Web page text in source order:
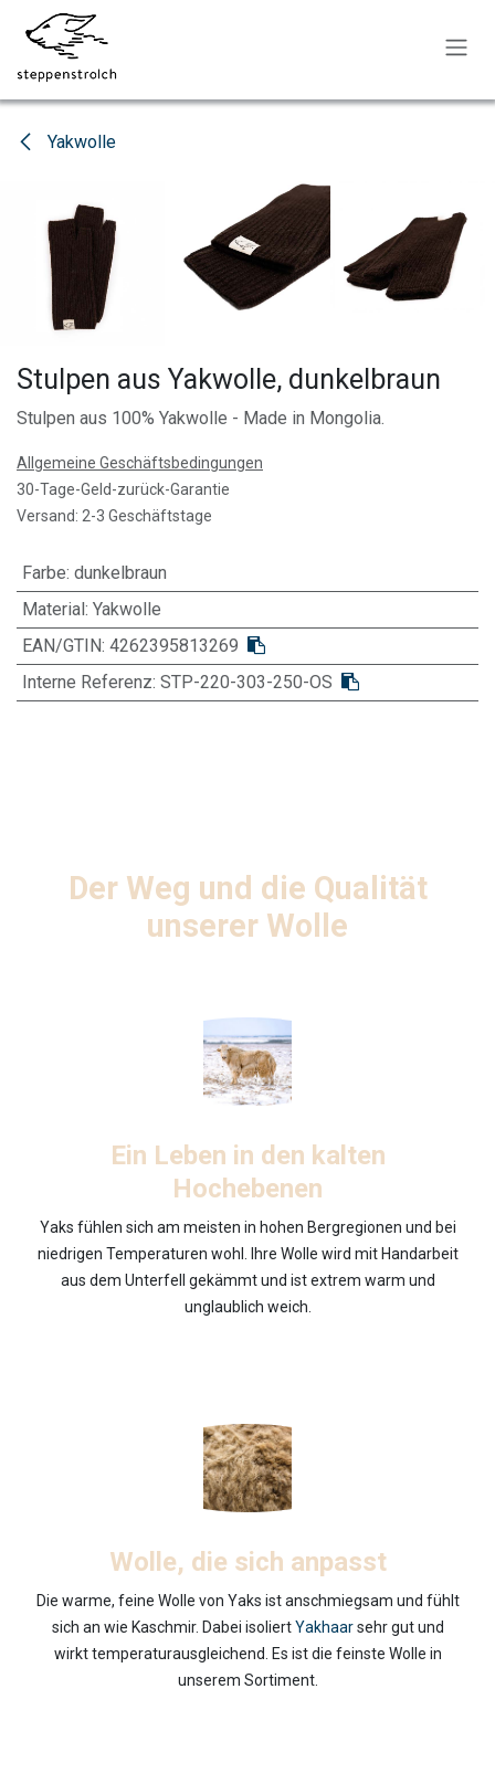
Zum Inhalt springen
Yakwolle
Stulpen aus Yakwolle, dunkelbraun
Stulpen aus 100% Yakwolle - Made in Mongolia.
Allgemeine Geschäftsbedingungen
30-Tage-Geld-zurück-Garantie
Versand: 2-3 Geschäftstage
Farbe: dunkelbraun
Material : Yakwolle
EAN/GTIN: 4262395813269
Interne Referenz: STP-220-303-250-OS
Der Weg und die Qualität
unserer Wolle
Ein Leben in den kalten
Hochebenen
Yaks fühlen sich am meisten in hohen Bergregionen und bei
niedrigen Temperaturen wohl. Ihre Wolle wird mit Handarbeit
aus dem Unterfell gekämmt und ist extrem warm und
unglaublich weich.
Wolle, die sich anpasst
Die warme, feine Wolle von Yaks ist anschmiegsam und fühlt
sich an wie Kaschmir. Dabei isoliertYakhaarsehr gut und
wirkt temperaturausgleichend. Es ist die feinste Wolle in
unserem Sortiment.